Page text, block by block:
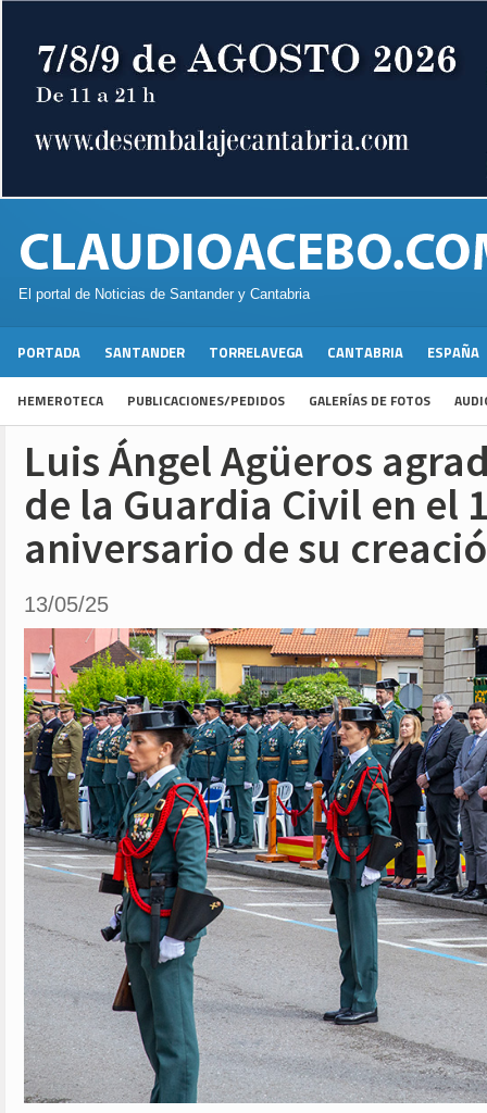
El portal de Noticias de Santander y Cantabria
PORTADA SANTANDER TORRELAVEGA CANTABRIA ESPAÑA
HEMEROTECA PUBLICACIONES/PEDIDOS GALERÍAS DE FOTOS
Luis Ángel Agüeros
de la Guardia Civil en el
aniversario de su
13/05/25